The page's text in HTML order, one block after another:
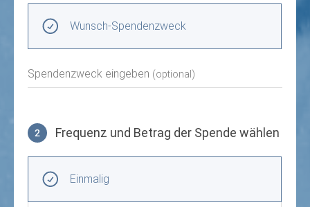
Wunsch-Spendenzweck
Spendenzweck eingeben (optional)
2 Frequenz und Betrag der Spende wählen
Einmalig